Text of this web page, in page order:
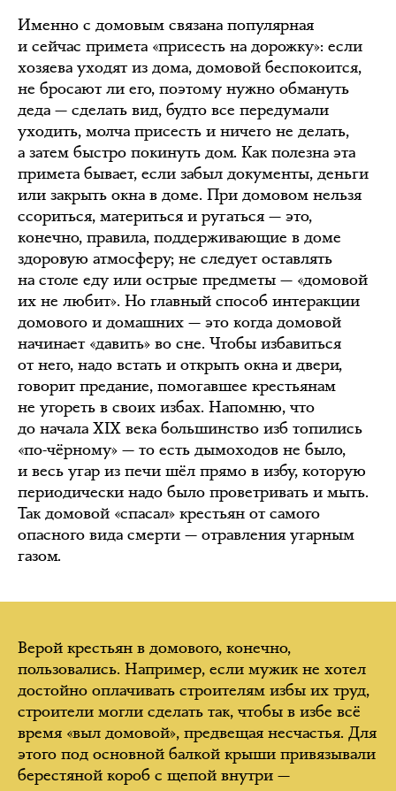
Именно с домовым связана популярная
и сейчас примета «присесть на дорожку»: если
хозяева уходят из дома, домовой беспокоится,
не бросают ли его, поэтому нужно обмануть
деда — сделать вид, будто все передумали
уходить, молча присесть и ничего не делать,
а затем быстро покинуть дом. Как полезна эта
примета бывает, если забыл документы, деньги
или закрыть окна в доме. При домовом нельзя
ссориться, материться и ругаться — это,
конечно, правила, поддерживающие в доме
здоровую атмосферу; не следует оставлять
на столе еду или острые предметы — «домовой
их не любит». Но главный способ интеракции
домового и домашних — это когда домовой
начинает «давить» во сне. Чтобы избавиться
от него, надо встать и открыть окна и двери,
говорит предание, помогавшее крестьянам
не угореть в своих избах. Напомню, что
до начала XIX века большинство изб топились
«по-чёрному» — то есть дымоходов не было,
и весь угар из печи шёл прямо в избу, которую
периодически надо было проветривать и мыть.
Так домовой «спасал» крестьян от самого
опасного вида смерти — отравления угарным
газом.
Верой крестьян в домового, конечно,
пользовались. Например, если мужик не хотел
достойно оплачивать строителям избы их труд,
строители могли сделать так, чтобы в избе всё
время «выл домовой», предвещая несчастья. Для
этого под основной балкой крыши привязывали
берестяной короб с щепой внутри —